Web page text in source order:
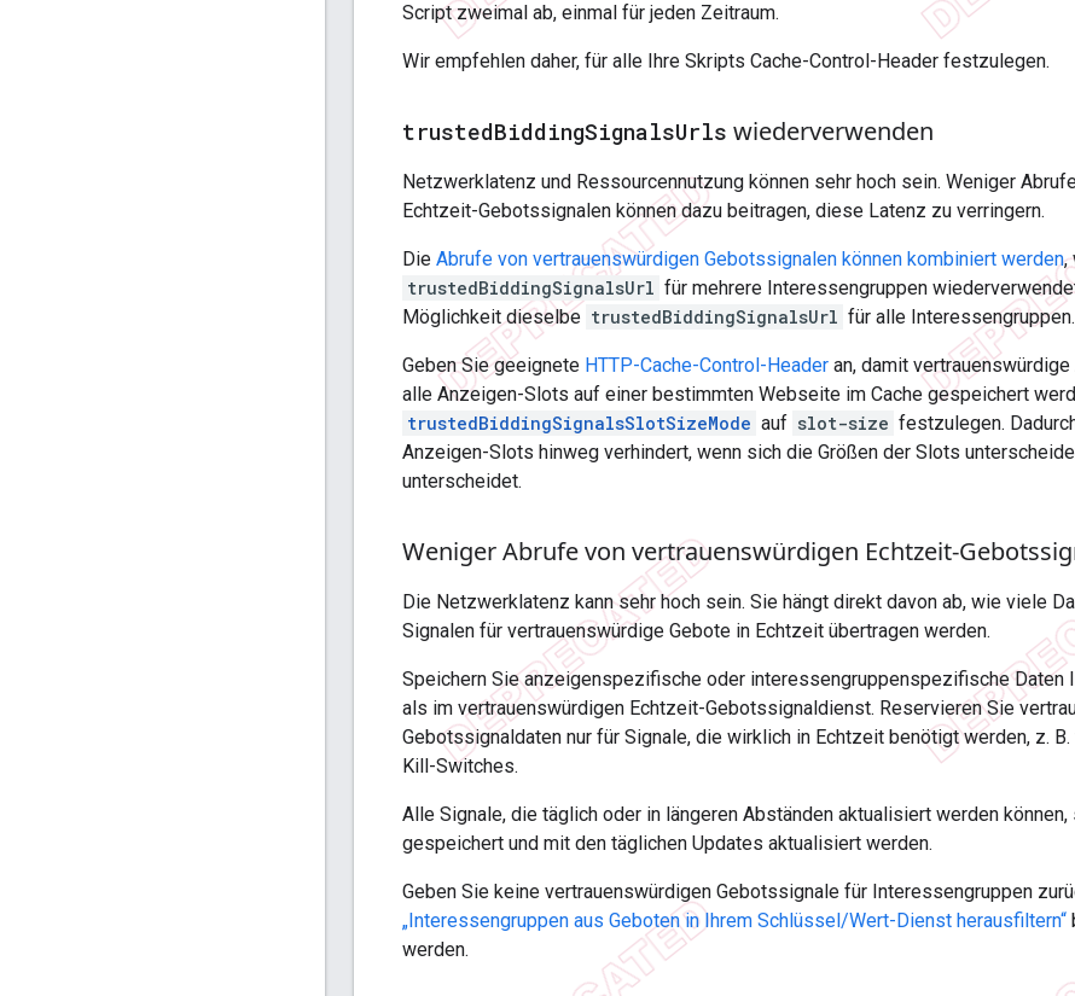
Script zweimal ab, einmal für jeden Zeitraum.
Wir empfehlen daher, für alle Ihre Skripts Cache-Control-Header festzulegen.
trustedBiddingSignalsUrls wiederverwenden
Netzwerklatenz und Ressourcennutzung können sehr hoch sein. Weniger
Echtzeit-Gebotssignalen können dazu beitragen, diese Latenz zu verringern.
Die Abrufe von vertrauenswürdigen Gebotssignalen können kombiniert werden,
trustedBiddingSignalsUrl für mehrere Interessengruppen
Möglichkeit dieselbe trustedBiddingSignalsUrl für alle Interessengruppen.
Geben Sie geeignete HTTP-Cache-Control-Header an, damit
alle Anzeigen-Slots auf einer bestimmten Webseite im Cache gespeichert
trustedBiddingSignalsSlotSizeMode auf slot-size festzulegen.
Anzeigen-Slots hinweg verhindert, wenn sich die Größen der Slots
unterscheidet.
Weniger Abrufe von vertrauenswürdigen Echtzeit-
Die Netzwerklatenz kann sehr hoch sein. Sie hängt direkt davon ab, wie viele
Signalen für vertrauenswürdige Gebote in Echtzeit übertragen werden.
Speichern Sie anzeigenspezifische oder interessengruppenspezifische Daten
als im vertrauenswürdigen Echtzeit-Gebotssignaldienst. Reservieren Sie
Gebotssignaldaten nur für Signale, die wirklich in Echtzeit benötigt werden, z.
Kill-Switches.
Alle Signale, die täglich oder in längeren Abständen aktualisiert werden
gespeichert und mit den täglichen Updates aktualisiert werden.
Geben Sie keine vertrauenswürdigen Gebotssignale für Interessengruppen
„Interessengruppen aus Geboten in Ihrem Schlüssel/Wert-Dienst herausfiltern“
werden.